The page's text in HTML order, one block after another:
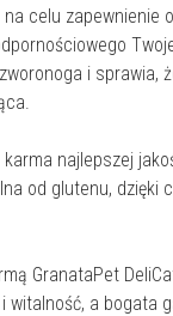
celu zapewnienie
i sprawia,
najlepszej
od glutenu, dzięki
GranataPet
witalność, a bogata